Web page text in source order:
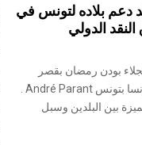
دعم بلاده لتونس في
الدولي
بودن رمضان بقصر
بين البلدين وسبل